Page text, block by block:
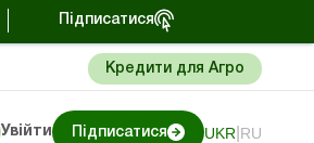
Підписатися
Кредити для Агро
Увійти Підписатися UKR RU